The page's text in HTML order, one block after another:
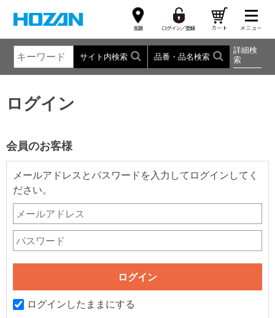
サイト内検索 品番・品名検索
詳細検
索
ログイン
会員のお客様
メールアドレスとパスワードを入力してログインしてく
ださい。
ログインしたままにする